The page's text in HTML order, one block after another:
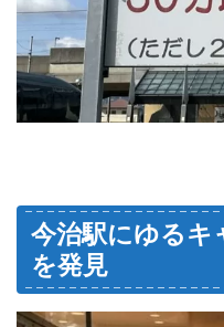
今治駅にゆるキ
を発見